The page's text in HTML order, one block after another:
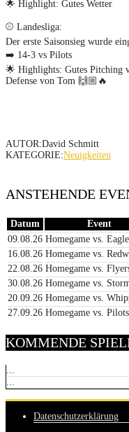
🌟 Highlight: Gutes Wetter
⚾ Landesliga:
Der erste Saisonsieg wurde
➡️ 14-3 vs Pilots
🌟 Highlights: Gutes Pitching
Defense von Tom 🙌🏼🔥
AUTOR:David Schmitt
KATEGORIE:Neuigkeiten
ANSTEHENDE
Datum
Event
09.08.26 Homegame vs.
16.08.26 Homegame vs.
22.08.26 Homegame vs.
30.08.26 Homegame vs.
20.09.26 Homegame vs.
27.09.26 Homegame vs. Pilots
KOMMENDE
...
...
Datenschutzerklärung